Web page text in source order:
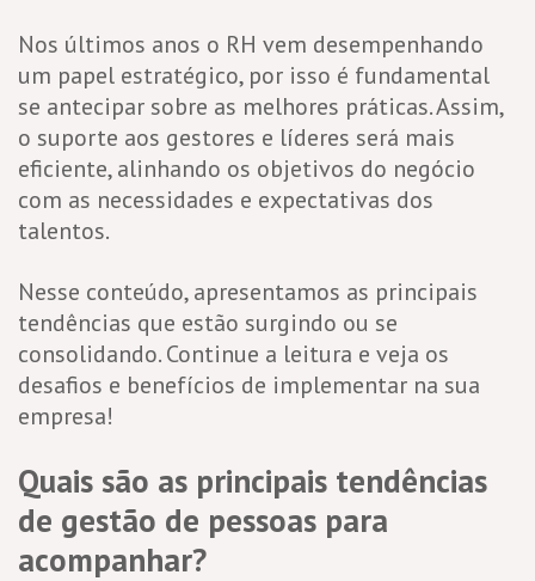
Nos últimos anos o RH vem desempenhando
um papel estratégico, por isso é fundamental
se antecipar sobre as melhores práticas. Assim,
o suporte aos gestores e líderes será mais
eficiente, alinhando os objetivos do negócio
com as necessidades e expectativas dos
talentos.
Nesse conteúdo, apresentamos as principais
tendências que estão surgindo ou se
consolidando. Continue a leitura e veja os
desafios e benefícios de implementar na sua
empresa!
Quais são as principais tendências
de gestão de pessoas para
acompanhar?